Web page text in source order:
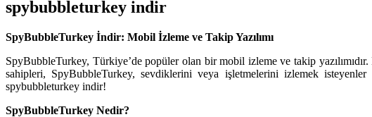
spybubbleturkey indir
SpyBubbleTurkey İndir: Mobil İzleme ve Takip Yazılımı
SpyBubbleTurkey, Türkiye’de popüler olan bir mobil izleme ve takip
sahipleri, SpyBubbleTurkey, sevdiklerini veya işletmelerini izlemek
spybubbleturkey indir!
SpyBubbleTurkey Nedir?